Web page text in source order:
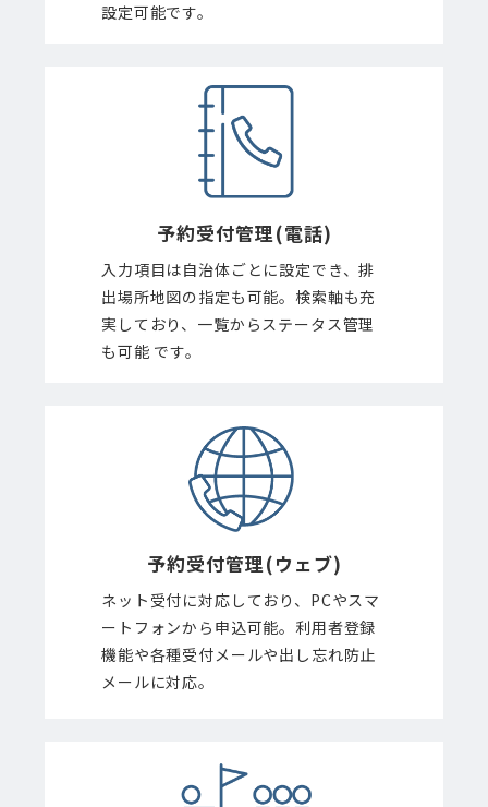
設定可能です。
予約受付管理(電話)
入力項目は自治体ごとに設定でき、排
出場所地図の指定も可能。検索軸も充
実しており、一覧からステータス管理
も可能 です。
予約受付管理(ウェブ)
ネット受付に対応しており、PCやスマ
ートフォンから申込可能。利用者登録
機能や各種受付メールや出し忘れ防止
メールに対応。